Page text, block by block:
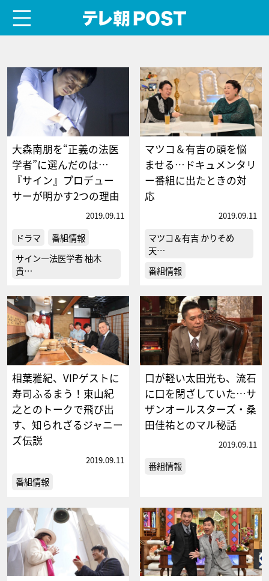
大森南朋を“正義の法医
学者”に選んだのは…
『サイン』プロデュー
サーが明かす2つの理由
2019.09.11
ドラマ
番組情報
サイン―法医学者 柚木
貴…
マツコ＆有吉の頭を悩
ませる…ドキュメンタリ
ー番組に出たときの対
応
2019.09.11
マツコ＆有吉 かりそめ
天…
番組情報
相葉雅紀、VIPゲストに
寿司ふるまう！東山紀
之とのトークで飛び出
す、知られざるジャニー
ズ伝説
2019.09.11
番組情報
口が軽い太田光も、流石
に口を閉ざしていた…サ
ザンオールスターズ・桑
田佳祐とのマル秘話
2019.09.11
番組情報